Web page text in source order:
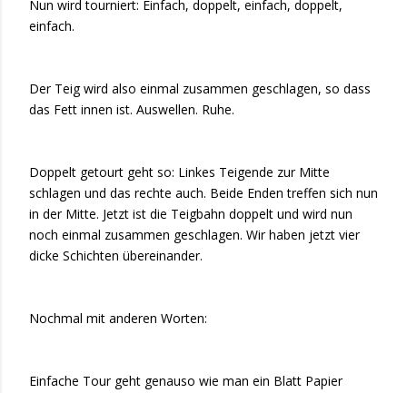
Nun wird tourniert: Einfach, doppelt, einfach, doppelt,
einfach.
Der Teig wird also einmal zusammen geschlagen, so dass
das Fett innen ist. Auswellen. Ruhe.
Doppelt getourt geht so: Linkes Teigende zur Mitte
schlagen und das rechte auch. Beide Enden treffen sich nun
in der Mitte. Jetzt ist die Teigbahn doppelt und wird nun
noch einmal zusammen geschlagen. Wir haben jetzt vier
dicke Schichten übereinander.
Nochmal mit anderen Worten:
Einfache Tour geht genauso wie man ein Blatt Papier